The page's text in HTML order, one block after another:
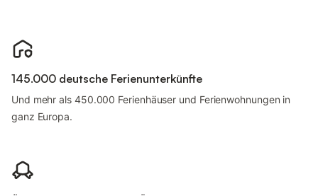
145.000 deutsche Ferienunterkünfte
Und mehr als 450.000 Ferienhäuser und Ferienwohnungen in
ganz Europa.